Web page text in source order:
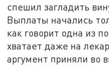
спешил загладить
Выплаты начались
как говорит одна из
хватает даже на
аргумент приняли во